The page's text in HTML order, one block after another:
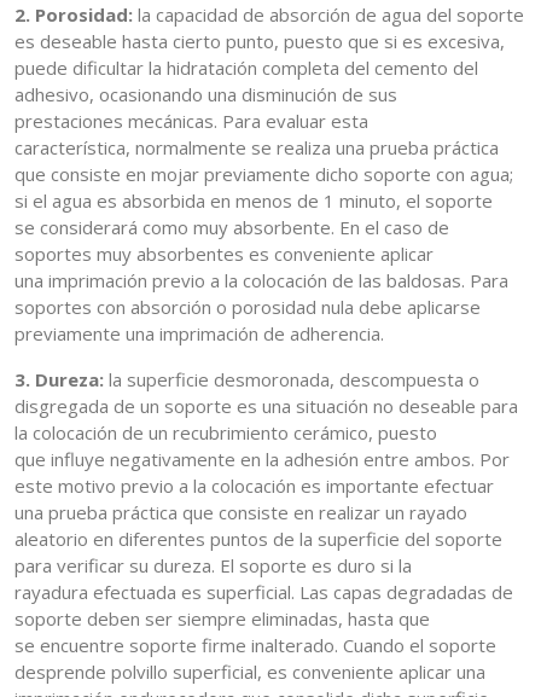
2. Porosidad: la capacidad de absorción de agua del soporte
es deseable hasta cierto punto, puesto que si es excesiva,
puede dificultar la hidratación completa del cemento del
adhesivo, ocasionando una disminución de sus
prestaciones mecánicas. Para evaluar esta
característica, normalmente se realiza una prueba práctica
que consiste en mojar previamente dicho soporte con agua;
si el agua es absorbida en menos de 1 minuto, el soporte
se considerará como muy absorbente. En el caso de
soportes muy absorbentes es conveniente aplicar
una imprimación previo a la colocación de las baldosas. Para
soportes con absorción o porosidad nula debe aplicarse
previamente una imprimación de adherencia.
3. Dureza: la superficie desmoronada, descompuesta o
disgregada de un soporte es una situación no deseable para
la colocación de un recubrimiento cerámico, puesto
que influye negativamente en la adhesión entre ambos. Por
este motivo previo a la colocación es importante efectuar
una prueba práctica que consiste en realizar un rayado
aleatorio en diferentes puntos de la superficie del soporte
para verificar su dureza. El soporte es duro si la
rayadura efectuada es superficial. Las capas degradadas de
soporte deben ser siempre eliminadas, hasta que
se encuentre soporte firme inalterado. Cuando el soporte
desprende polvillo superficial, es conveniente aplicar una